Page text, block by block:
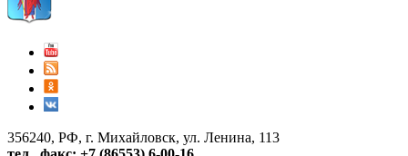
356240, РФ, г. Михайловск, ул. Ленина, 113